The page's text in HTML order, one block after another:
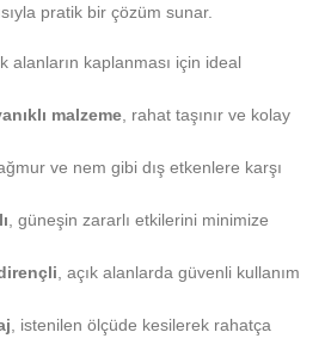
pratik bir çözüm sunar.
alanların kaplanması için ideal
malzeme , rahat taşınır ve kolay
ve nem gibi dış etkenlere karşı
, güneşin zararlı etkilerini minimize
, açık alanlarda güvenli kullanım
, istenilen ölçüde kesilerek rahatça